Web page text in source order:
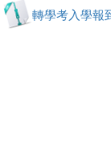
轉學考入學報